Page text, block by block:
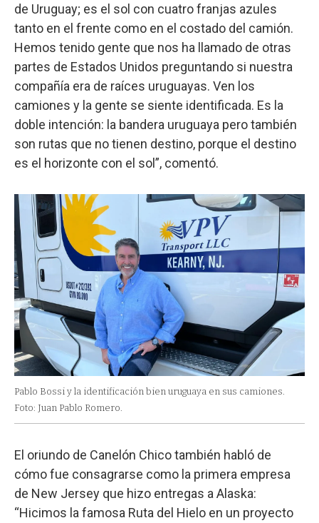
de Uruguay; es el sol con cuatro franjas azules
tanto en el frente como en el costado del camión.
Hemos tenido gente que nos ha llamado de otras
partes de Estados Unidos preguntando si nuestra
compañía era de raíces uruguayas. Ven los
camiones y la gente se siente identificada. Es la
doble intención: la bandera uruguaya pero también
son rutas que no tienen destino, porque el destino
es el horizonte con el sol”, comentó.
Pablo Bossi y la identificación bien uruguaya en sus camiones.
Foto: Juan Pablo Romero.
El oriundo de Canelón Chico también habló de
cómo fue consagrarse como la primera empresa
de New Jersey que hizo entregas a Alaska:
“Hicimos la famosa Ruta del Hielo en un proyecto